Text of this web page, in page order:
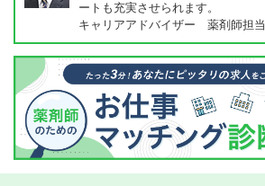
ートも充実させられます。
キャリアアドバイザー 薬剤師担当